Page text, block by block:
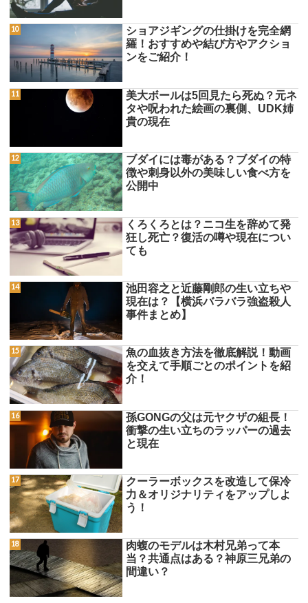
ショアジギングの仕掛けを完全網
羅！おすすめや結び方やアクショ
ンをご紹介！
美大ボールは5回見たら死ぬ？元ネ
タや呪われた絵画の裏側、UDK姉
貴の現在
ブダイには毒がある？ブダイの特
徴や刺身以外の美味しい食べ方を
公開中
くろくろとは？ニコ生を辞めて発
狂し死亡？復活の噂や現在につい
ても
池田容之と近藤剛郎の生い立ちや
現在は？【横浜バラバラ強盗殺人
事件まとめ】
魚の血抜き方法を徹底解説！動画
を交えて手順ごとのポイントを紹
介！
孫GONGの父は元ヤクザの組長！
衝撃の生い立ちのラッパーの過去
と現在
クーラーボックスを改造して保冷
力＆オリジナリティをアップしよ
う！
肉蝮のモデルは木村兄弟って本
当？共通点はある？神原三兄弟の
間違い？